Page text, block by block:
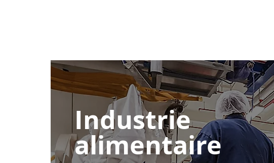
Industrie
alimentaire